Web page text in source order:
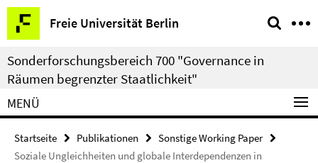
Springe
direkt
zu
Inhalt
Freie Universität Berlin
Service-
Navigation
Sonderforschungsbereich 700 "Governance in
Räumen begrenzter Staatlichkeit"
MENÜ
Startseite Publikationen
Sonstige Working Paper
Soziale Ungleichheiten und globale Interdependenzen in